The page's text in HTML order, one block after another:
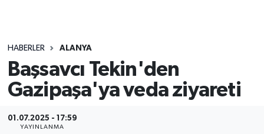
HABERLER ALANYA
Başsavcı Tekin'den
Gazipaşa'ya veda ziyareti
01.07.2025 - 17:59
YAYINLANMA
Siyaset
Spor
Turizm
Süper Lig Puan Durumu ve Fikstür
Tüm Manşetler
Son Dakika Haberleri